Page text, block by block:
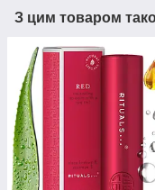
З цим товаром